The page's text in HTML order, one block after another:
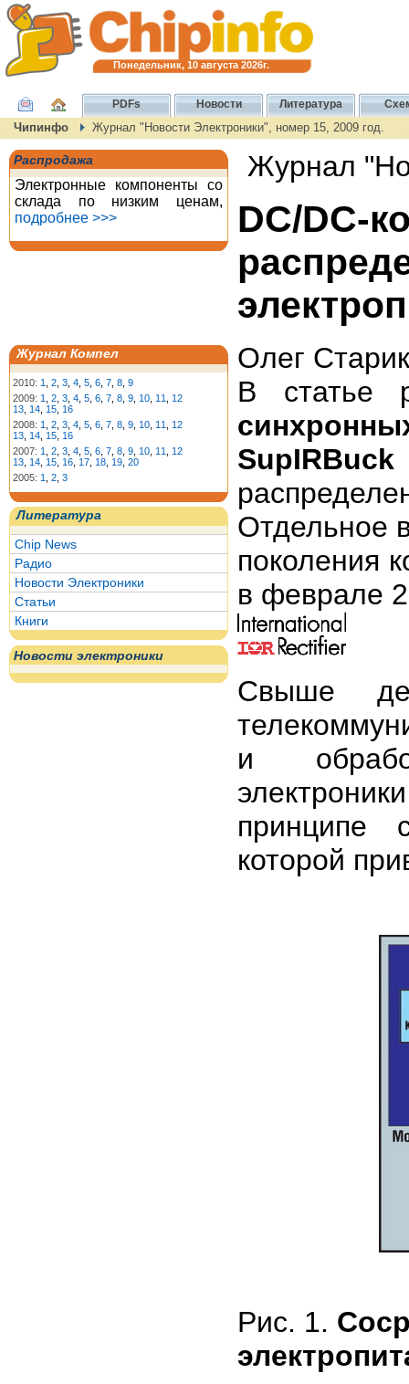
Понедельник, 10 августа 2026г.
PDFs Новости Литература
Чипинфо Журнал "Новости Электроники", номер 15, 2009 год.
Распродажа
Электронные компоненты со
склада по низким ценам,
подробнее >>>
Журнал Компел
2010: 1 2 3 4 5 6 7 8 9
2009: 1 2 3 4 5 6 7 8 9 10 11
12
13 14 15 16
2008: 1 2 3 4 5 6 7 8 9 10 11
12
13 14 15 16
2007: 1 2 3 4 5 6 7 8 9 10 11
12
13 14 15 16 17 18 19 20
2005: 1 2 3
Литература
Chip News
Радио
Новости Электроники
Статьи
Книги
Новости электроники
Журнал
DC/
Олег
В статье
SupIRBuck
Отдельное
поколения
в феврале
Свыше
и
принципе
которой
Рис. 1.